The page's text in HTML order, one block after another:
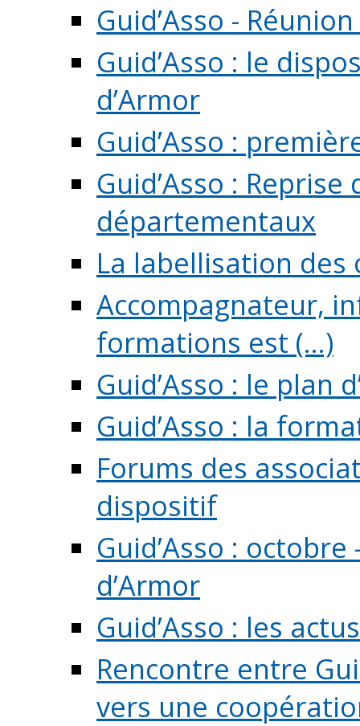
Guid’Asso -
Guid’Asso : le
d’Armor
Guid’Asso :
Guid’Asso :
départementaux
La labellisation
Accompagnateur,
formations est (...)
Guid’Asso : le plan
Guid’Asso : la
Forums des
dispositif
Guid’Asso :
d’Armor
Guid’Asso : les
Rencontre entre
vers une